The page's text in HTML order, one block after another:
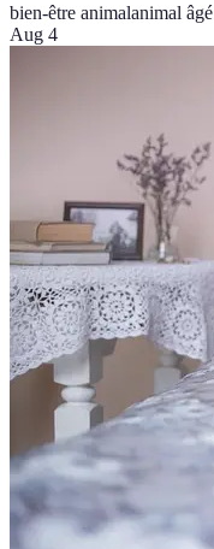
bien-être animalanimal âgé
Aug 4